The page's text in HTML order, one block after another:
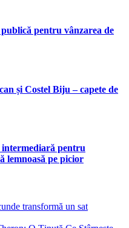
pentru vânzarea de
și Costel Biju – capete de
intermediară pentru
lemnoasă pe picior
transformă un sat